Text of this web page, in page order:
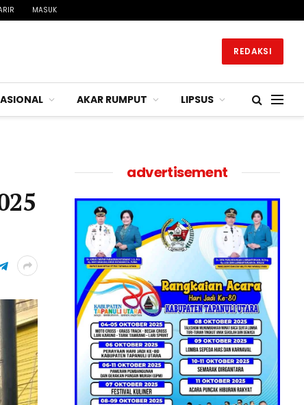
MASUK
REDAKSI
AKAR RUMPUT LIPSUS
advertisement